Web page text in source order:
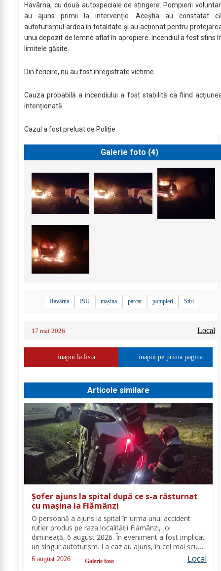
Havârna, cu două autospeciale de stingere. Pompierii
au ajuns primii la intervenție. Aceștia au constatat
autoturismul ardea în totalitate și au acționat pentru
unui depozit de lemne aflat în apropiere. Incendiul a fost stins
limitele găsite.
Din fericire, nu au fost înregistrate victime.
Cauza probabilă a incendiului a fost stabilită ca fiind
intenționată.
Cazul a fost preluat de Poliție.
Galerie foto (4)
Havârna ISU mașina parcat pompieri Stiri
17 mai 2026 Local
inapoi la lista inapoi pe prima pagina
Articole similare
Șofer ajuns la spital după ce s-a răsturnat
cu mașina la Flămânzi
O persoană a ajuns la spital în urma unui accident
rutier produs pe raza localității Flămânzi, joi
dimineață, 6 august 2026. În eveniment a fost implicat
un singur autoturism. La caz au ajuns, în cel mai scurt
timp, pompierii din cadrul Punctului de Lucru Flămânzi,
cu o autospecială de stingere și...
6 august 2026 Galerie foto Local